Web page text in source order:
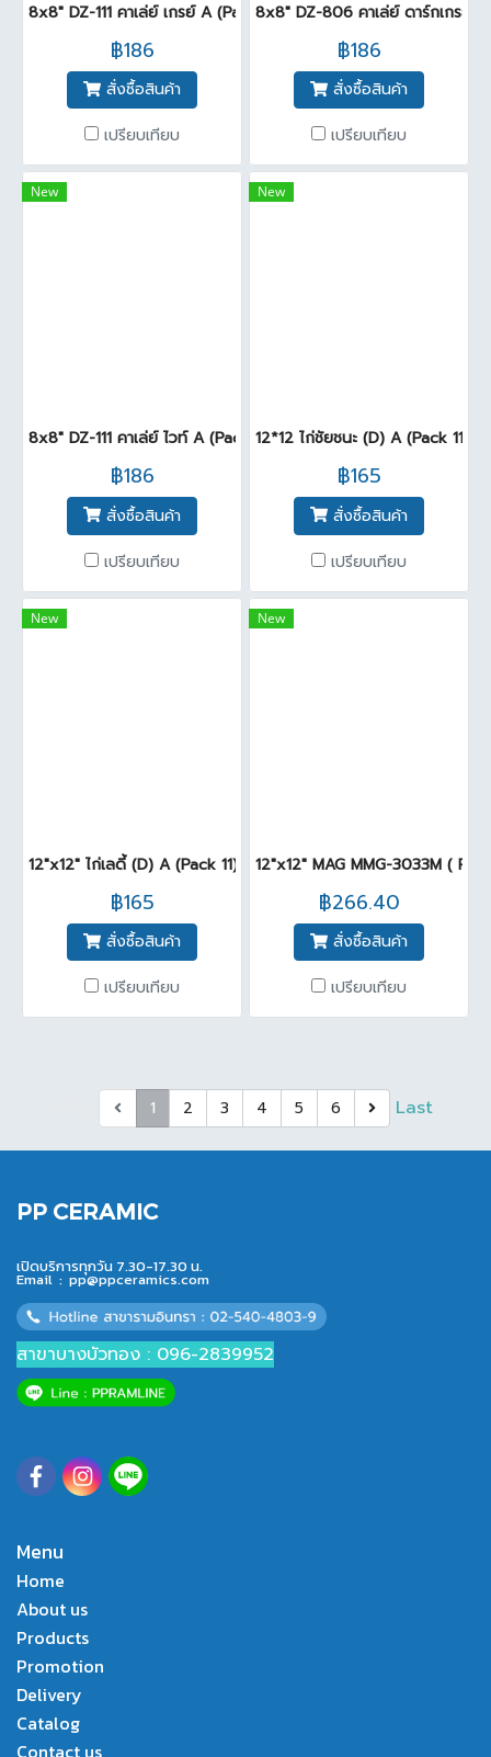
8x8" DZ-111 คาเล่ย์ เกรย์ A (Pack25)
฿186
สั่งซื้อสินค้า
เปรียบเทียบ
8x8" DZ-806 คาเล่ย์ ดาร์กเกรย์
฿186
สั่งซื้อสินค้า
เปรียบเทียบ
New
8x8" DZ-111 คาเล่ย์ ไวท์ A (Pack25)
฿186
สั่งซื้อสินค้า
เปรียบเทียบ
New
12*12 ไก่ชัยชนะ (D) A (Pack 11)
฿165
สั่งซื้อสินค้า
เปรียบเทียบ
New
12"x12" ไก่เลดี้ (D) A (Pack 11)
฿165
สั่งซื้อสินค้า
เปรียบเทียบ
New
12"x12" MAG MMG-3033M (
฿266.40
สั่งซื้อสินค้า
เปรียบเทียบ
1 2 3 4 5 6 Last
PP CERAMIC
เปิดบริการทุกวัน 7.30-17.30 น.
Email : pp@ppceramics.com
สาขาบางบัวทอง : 096-2839952
Menu
Home
About us
Products
Promotion
Delivery
Catalog